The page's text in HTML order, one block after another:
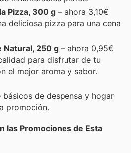
Pizza, 300 g – ahora 3,10€
deliciosa pizza para una cena
Natural, 250 g – ahora 0,95€
para disfrutar de tu
el mejor aroma y sabor.
de despensa y hogar
promoción.
las Promociones de Esta